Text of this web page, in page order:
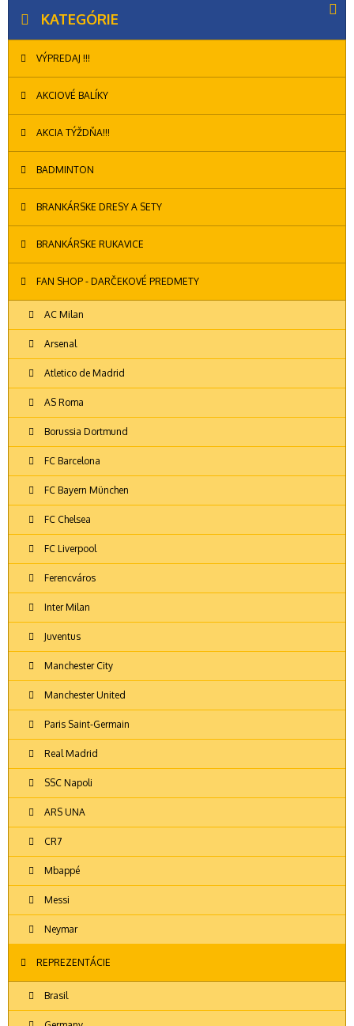
KATEGÓRIE
VÝPREDAJ !!!
AKCIOVÉ BALÍKY
AKCIA TÝŽDŇA!!!
BADMINTON
BRANKÁRSKE DRESY A SETY
BRANKÁRSKE RUKAVICE
FAN SHOP - DARČEKOVÉ PREDMETY
AC Milan
Arsenal
Atletico de Madrid
AS Roma
Borussia Dortmund
FC Barcelona
FC Bayern München
FC Chelsea
FC Liverpool
Ferencváros
Inter Milan
Juventus
Manchester City
Manchester United
Paris Saint-Germain
Real Madrid
SSC Napoli
ARS UNA
CR7
Mbappé
Messi
Neymar
REPREZENTÁCIE
Brasil